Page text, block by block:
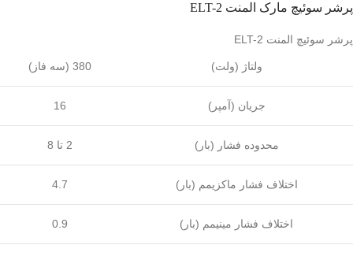
پرشر سوئیچ مارک المنت ELT-2
پرشر سوئیچ المنت ELT-2
ولتاژ (ولت) 380 (سه فاز)
جریان (آمپر) 16
محدوده فشار (بار) 2 تا 8
اختلاف فشار ماکزیمم (بار) 4.7
اختلاف فشار مینیمم (بار) 0.9